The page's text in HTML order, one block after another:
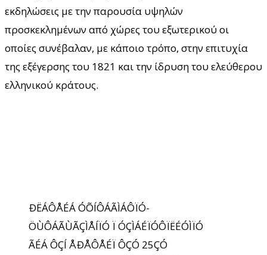
εκδηλώσεις με την παρουσία υψηλών
προσκεκλημένων από χώρες του εξωτερικού οι
οποίες συνέβαλαν, με κάποιο τρόπο, στην επιτυχία
της εξέγερσης του 1821 και την ίδρυση του ελεύθερου
ελληνικού κράτους.
ÐËÁÔÅÉÁ ÓÕÍÔÁÃÌÁÔÏÓ-
ÖÙÔÁÃÙÃÇÌÅÍÏÓ Ï ÓÇÌÁÉÏÓÔÏËÉÓÌÏÓ
ÃÉÁ ÔÇÍ ÅÐÅÔÅÉÏ ÔÇÓ 25ÇÓ